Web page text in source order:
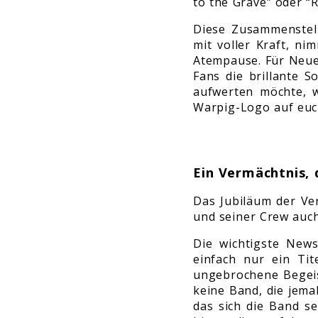
Diese
mit voller Kraft,
Atempause. Für
Fans die brillante
aufwerten möchte,
Warpig-Logo auf
Ein
Das Jubiläum der
und seiner Crew
Die wichtigste
einfach nur ein
ungebrochene
keine Band, die
das sich die Band